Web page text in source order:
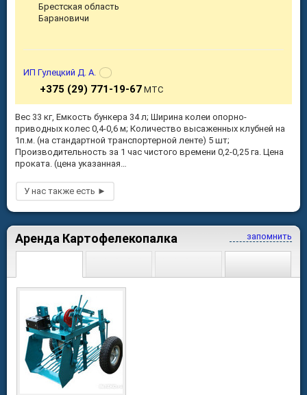
Вес 33 кг, Емкость бункера 34 л; Ширина колеи опорно-
приводных колес 0,4-0,6 м; Количество высаженных клубней на
1п.м. (на стандартной транспортерной ленте) 5 шт;
Производительность за 1 час чистого времени 0,2-0,25 га. Цена
проката. (цена указанная…
Брестская область
Барановичи
ИП Гулецкий Д. А.
+375 (29) 771-19-67МТС
запомнить
Аренда Картофелекопалка